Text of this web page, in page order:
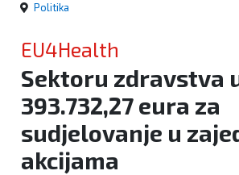
Politika
Zanimljivosti
Politika
EU4Health
Sektoru zdravstva
393.732,27 eura za
sudjelovanje u
akcijama